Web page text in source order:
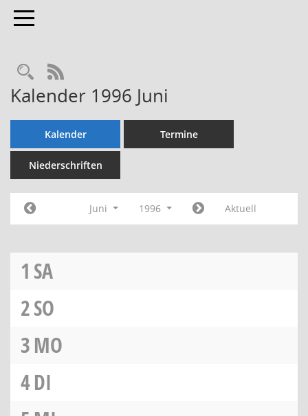
Toggle navigation
Rechercheauswahl
RSS-Feed
Kalender 1996 Juni
Kalender Termine
Niederschriften
Juni 1996 Aktuell
1 SA
2SO
3MO
4DI